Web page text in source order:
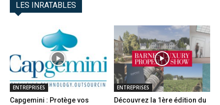
LES INRATABLES
ENTREPRISES
Capgemini : Protège vos
ENTREPRISES
Découvrez la 1ère édition du